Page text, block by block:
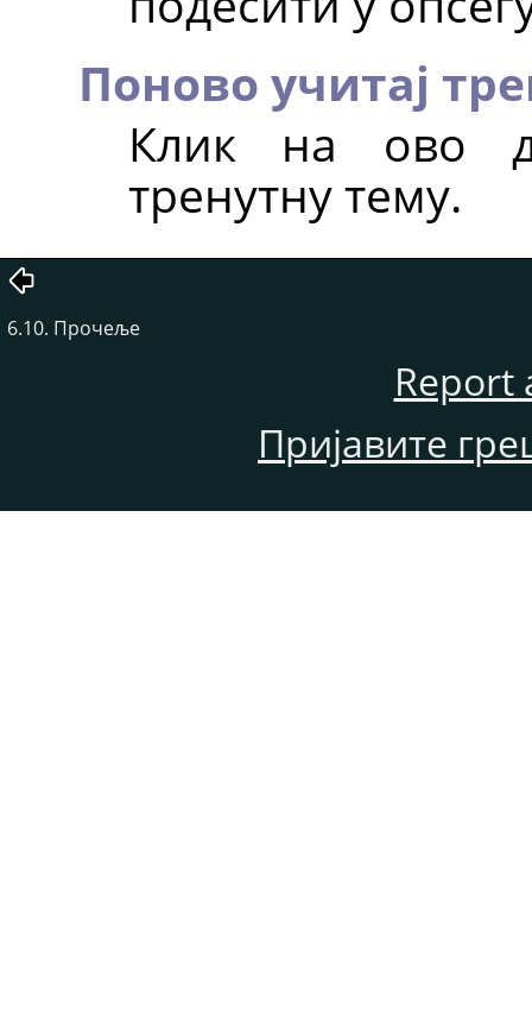
Поново учитај
Клик на ово
тренутну тему.
6.10. Прочеље
Report
Пријавите